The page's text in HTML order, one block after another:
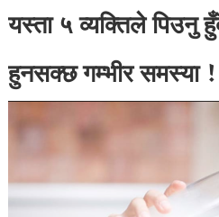
यस्ता ५ व्यक्तिले पिउनु
हुनसक्छ गम्भीर समस्या !